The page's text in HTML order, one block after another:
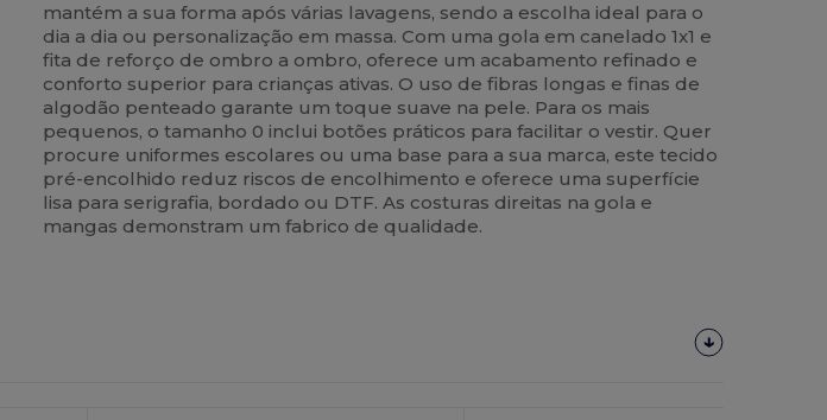
mantém a sua forma após várias lavagens, sendo a escolha ideal para o
dia a dia ou personalização em massa. Com uma gola em canelado 1x1 e
fita de reforço de ombro a ombro, oferece um acabamento refinado e
conforto superior para crianças ativas. O uso de fibras longas e finas de
algodão penteado garante um toque suave na pele. Para os mais
pequenos, o tamanho 0 inclui botões práticos para facilitar o vestir. Quer
procure uniformes escolares ou uma base para a sua marca, este tecido
pré-encolhido reduz riscos de encolhimento e oferece uma superfície
lisa para serigrafia, bordado ou DTF. As costuras direitas na gola e
mangas demonstram um fabrico de qualidade.